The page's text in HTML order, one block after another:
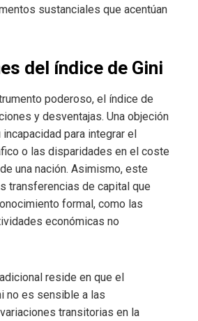
sustanciales que acentúan
del índice de Gini
poderoso, el índice de
y desventajas. Una objeción
para integrar el
o las disparidades en el coste
una nación. Asimismo, este
transferencias de capital que
formal, como las
económicas no
reside en que el
no es sensible a las
transitorias en la